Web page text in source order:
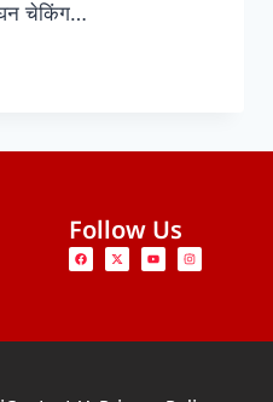
चेकिंग…
Follow Us